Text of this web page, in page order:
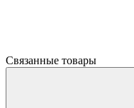
Связанные товары